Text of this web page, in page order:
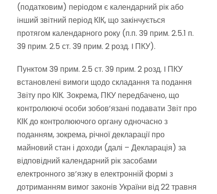
(податковим) періодом є календарний рік або
інший звітний період КІК, що закінчується
протягом календарного року (п.п. 39 прим. 2.5.1 п.
39 прим. 2.5 ст. 39 прим. 2 розд. I ПКУ).
Пунктом 39 прим. 2.5 ст. 39 прим. 2 розд. I ПКУ
встановлені вимоги щодо складання та подання
Звіту про КІК. Зокрема, ПКУ передбачено, що
контролюючі особи зобов’язані подавати Звіт про
КІК до контролюючого органу одночасно з
поданням, зокрема, річної декларації про
майновий стан і доходи (далі – Декларація) за
відповідний календарний рік засобами
електронного зв’язку в електронній формі з
дотриманням вимог законів України від 22 травня